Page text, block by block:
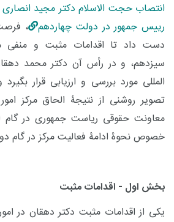
انتصاب حجت الاسلام دکتر مجید انصاری
رییس جمهور در دولت چهاردهم ،
دست داد تا اقدامات مثبت و منفی
سیزدهم، و در رأس آن دکتر محمد
المللی مورد بررسی و ارزیابی قرار
تصویر روشنی از نتیجۀ الحاق مرکز
معاونت حقوقی ریاست جمهوری در
خصوص نحوۀ ادامۀ فعالیت مرکز در گام
بخش اول - اقدامات مثبت
یکی از اقدامات مثبت دکتر دهقان در